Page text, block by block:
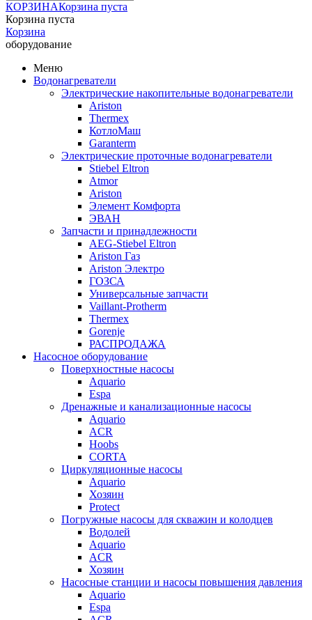
КОРЗИНАКорзина пуста
Корзина пуста
Корзина
оборудование
Меню
Водонагреватели
Электрические накопительные водонагреватели
Ariston
Thermex
КотлоМаш
Garanterm
Электрические проточные водонагреватели
Stiebel Eltron
Atmor
Ariston
Элемент Комфорта
ЭВАН
Запчасти и принадлежности
AEG-Stiebel Eltron
Ariston Газ
Ariston Электро
ГОЗСА
Универсальные запчасти
Vaillant-Protherm
Thermex
Gorenje
РАСПРОДАЖА
Насосное оборудование
Поверхностные насосы
Aquario
Espa
Дренажные и канализационные насосы
Aquario
ACR
Hoobs
CORTA
Циркуляционные насосы
Aquario
Хозяин
Protect
Погружные насосы для скважин и колодцев
Водолей
Aquario
ACR
Хозяин
Насосные станции и насосы повышения давления
Aquario
Espa